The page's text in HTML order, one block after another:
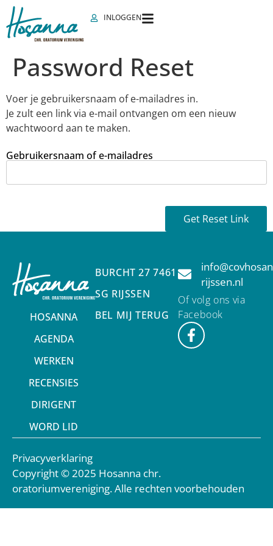
INLOGGEN
Password Reset
Voer je gebruikersnaam of e-mailadres in.
Je zult een link via e-mail ontvangen om een nieuw
wachtwoord aan te maken.
Gebruikersnaam of e-mailadres
HOSANNA
AGENDA
WERKEN
RECENSIES
DIRIGENT
WORD LID
BURCHT 27 7461
SG RIJSSEN
BEL MIJ TERUG
rijssen.nl
Of volg ons via
Facebook
Copyright © 2025 Hosanna chr.
oratoriumvereniging. Alle rechten voorbehouden
Privacyverklaring